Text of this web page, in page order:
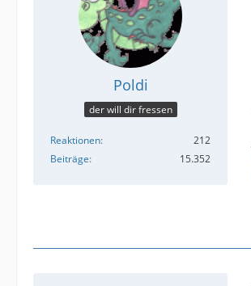
Poldi
der will dir fressen
Reaktionen
212
Beiträge
15.352